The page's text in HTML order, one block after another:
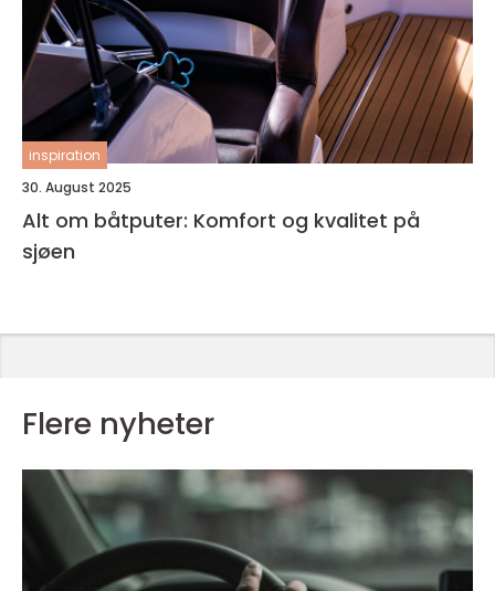
inspiration
30. August 2025
Alt om båtputer: Komfort og kvalitet på
sjøen
Flere nyheter